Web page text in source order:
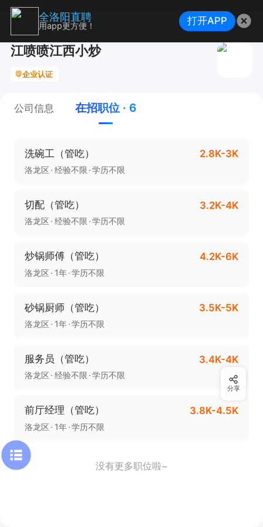
江喷喷江西小炒
企业认证
公司信息 在招职位 · 6
洗碗工（管吃） 2.8K-3K
洛龙区 经验不限 学历不限
切配（管吃） 3.2K-4K
洛龙区 经验不限 学历不限
炒锅师傅（管吃） 4.2K-6K
洛龙区 1年 学历不限
砂锅厨师（管吃） 3.5K-5K
洛龙区 1年 学历不限
服务员（管吃） 3.4K-4K
洛龙区 经验不限 学历不限
前厅经理（管吃） 3.8K-4.5K
洛龙区 1年 学历不限
没有更多职位啦~
分享
全洛阳直聘
用app更方便！ 打开APP